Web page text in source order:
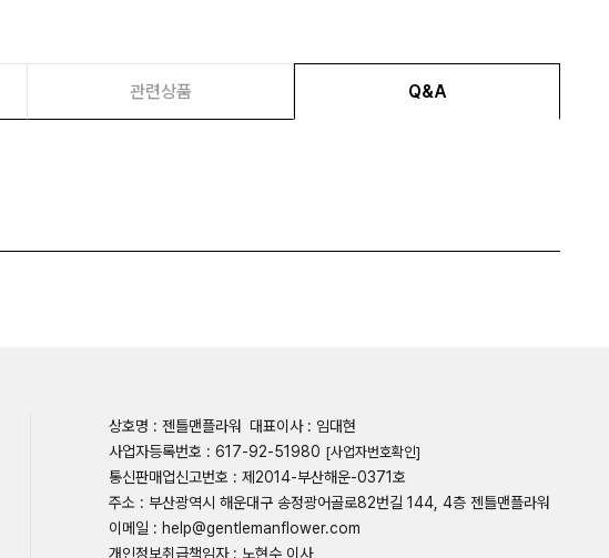
관련상품 Q&A
상호명 : 젠틀맨플라워 대표이사 : 임대현
사업자등록번호 : 617-92-51980 [사업자번호확인]
통신판매업신고번호 : 제2014-부산해운-0371호
주소 : 부산광역시 해운대구 송정광어골로82번길 144, 4층 젠틀맨플라워
이메일 : help@gentlemanflower.com
개인정보취급책임자 : 노현수 이사